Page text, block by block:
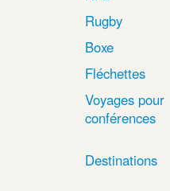
Rugby
Boxe
Fléchettes
Voyages pour
conférences
Destinations